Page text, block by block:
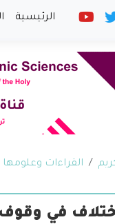
الرئيسية
القراءات وعلومها
في وقوف